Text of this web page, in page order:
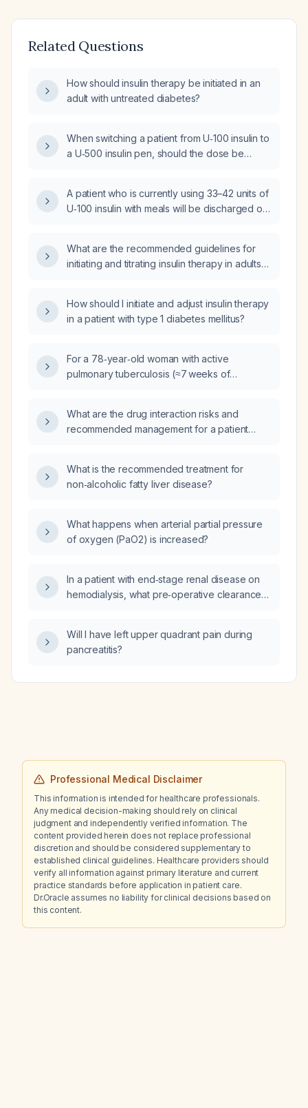
Related Questions
How should insulin therapy be initiated in an
adult with untreated diabetes?
When switching a patient from U‑100 insulin to
a U‑500 insulin pen, should the dose be
A patient who is currently using 33–42 units of
U‑100 insulin with meals will be discharged on
What are the recommended guidelines for
initiating and titrating insulin therapy in adults
diabetes, including dosing, titration,
monitoring, and patient education?
How should I initiate and adjust insulin therapy
in a patient with type 1 diabetes mellitus?
For a 78‑year‑old woman with active
pulmonary tuberculosis (≈7 weeks of
glucose 201 mg/dL, HbA1c 7.8 %, LDL
121 mg/dL, HDL 37 mg/dL, uric acid 8.6 mg/dL,
to add inosine supplement (Inosiplex) 500 mg
three times daily, dapagliflozin 10 mg daily,
What are the drug interaction risks and
recommended management for a patient
10 mg nightly, rimegepant (Nurtec) every
other day, tramadol 50 mg twice daily, an oral
200 mg nightly, and tirzepatide (Mounjaro)
weekly?
What is the recommended treatment for
non‑alcoholic fatty liver disease?
What happens when arterial partial pressure
of oxygen (PaO2) is increased?
In a patient with end‑stage renal disease on
hemodialysis, what pre‑operative clearance
Will I have left upper quadrant pain during
pancreatitis?
Professional Medical Disclaimer
This information is intended for healthcare professionals.
Any medical decision-making should rely on clinical
judgment and independently verified information. The
content provided herein does not replace professional
discretion and should be considered supplementary to
established clinical guidelines. Healthcare providers should
verify all information against primary literature and current
practice standards before application in patient care.
Dr.Oracle assumes no liability for clinical decisions based on
this content.